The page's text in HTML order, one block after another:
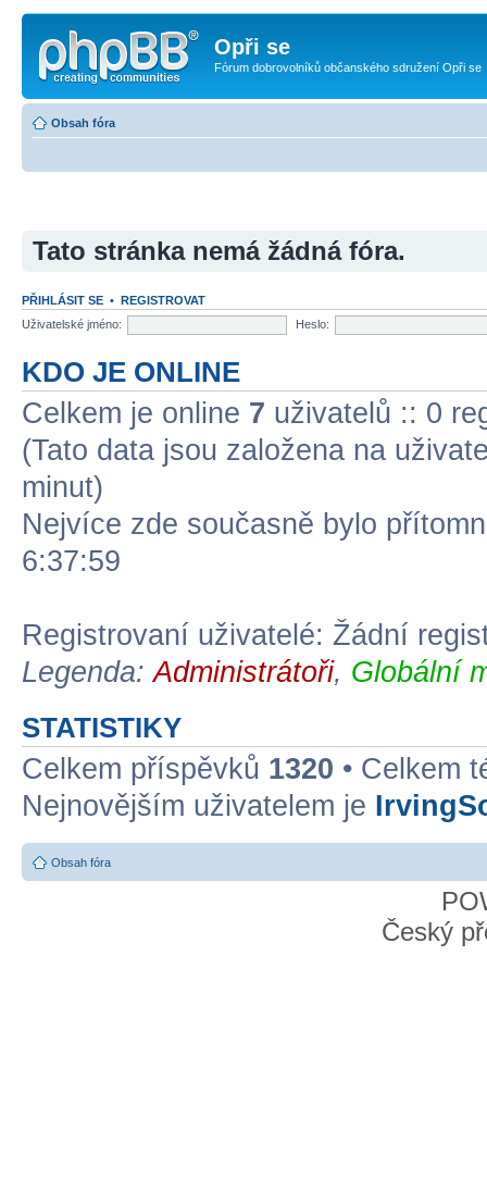
Opři se
Fórum dobrovolníků občanského sdružení Opři se
Obsah fóra
Tato stránka nemá žádná fóra.
PŘIHLÁSIT SE • REGISTROVAT
Uživatelské jméno:
Heslo:
KDO JE ONLINE
Celkem je online 7 uživatelů :: 0
(Tato data jsou založena na
minut)
Nejvíce zde současně bylo
6:37:59
Registrovaní uživatelé: Žádní
Legenda:Administrátoři, Globální
STATISTIKY
Celkem příspěvků 1320 • Celkem
Nejnovějším uživatelem je
Obsah fóra
Český